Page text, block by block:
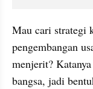
Mau cari strategi
pengembangan
menjerit?
bangsa, jadi